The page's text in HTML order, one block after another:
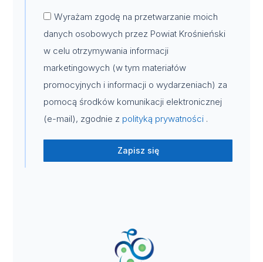
Wyrażam zgodę na przetwarzanie moich
danych osobowych przez Powiat Krośnieński
w celu otrzymywania informacji
marketingowych (w tym materiałów
promocyjnych i informacji o wydarzeniach) za
pomocą środków komunikacji elektronicznej
(e-mail), zgodnie z polityką prywatności .
Zapisz się